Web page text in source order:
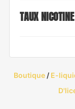
TAUX
Boutique/ E-